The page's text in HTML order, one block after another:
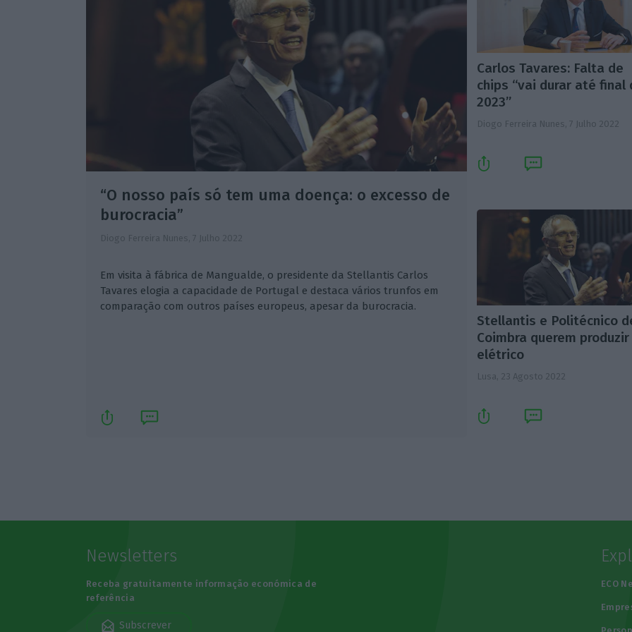
“O nosso país só tem uma doença: o excesso de
burocracia”
Diogo Ferreira Nunes, 7 Julho 2022
Em visita à fábrica de Mangualde, o presidente da Stellantis Carlos
Tavares elogia a capacidade de Portugal e destaca vários trunfos em
comparação com outros países europeus, apesar da burocracia.
Carlos Tavares: Falta de
chips “vai durar até final
2023”
Diogo Ferreira Nunes,7 Julho 2022
Stellantis e Politécnico
Coimbra querem produzir
elétrico
Lusa, 23 Agosto 2022
Newsletters
Receba gratuitamente informação económica de
referência
Subscrever
ECO